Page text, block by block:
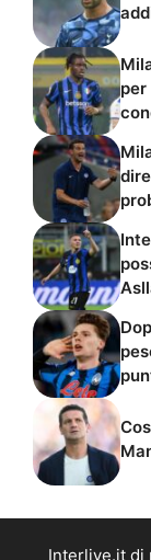
Interlive.it di